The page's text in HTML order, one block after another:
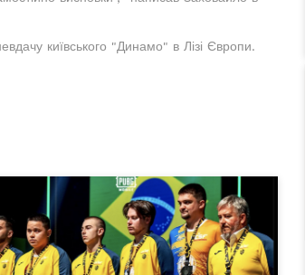
київського "Динамо" в Лізі Європи.